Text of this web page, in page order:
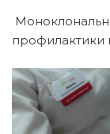
профилактики